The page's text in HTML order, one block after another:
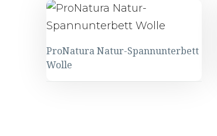
ProNatura Natur-Spannunterbett
Wolle